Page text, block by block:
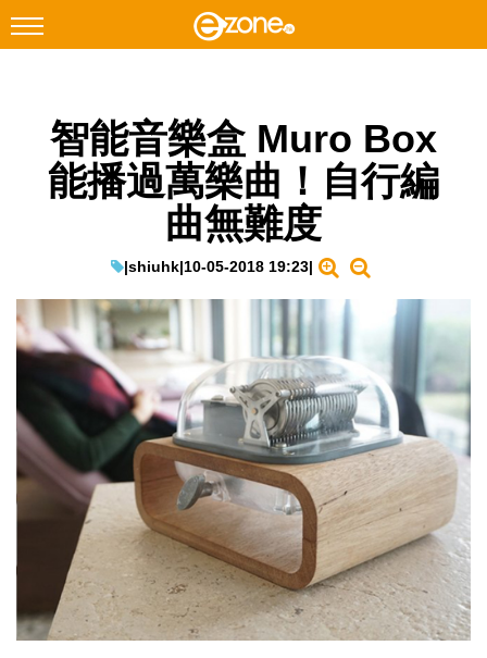
Facebook Instagram
科技焦點
教學評測
EduTech
生成式AI與雲端應用
Enterprise Digital Transformation
智能音樂盒 Muro Box
能播過萬樂曲！自行編
曲無難度
|shiuhk|10-05-2018 19:23|